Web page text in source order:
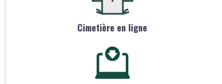
Cimetière en ligne